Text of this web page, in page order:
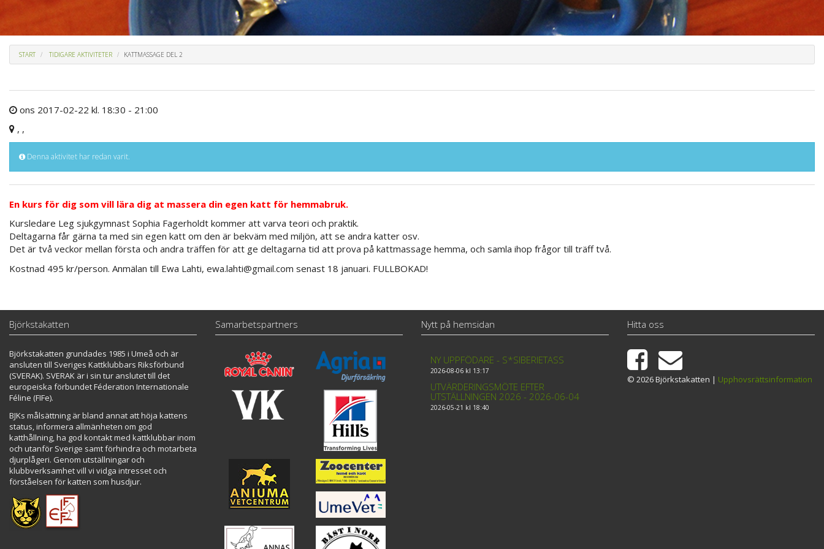
START TIDIGARE AKTIVITETER KATTMASSAGE DEL 2
ons 2017-02-22 kl. 18:30 - 21:00
, ,
Denna aktivitet har redan varit.
En kurs för dig som vill lära dig at massera din egen katt för hemmabruk.
Kursledare Leg sjukgymnast Sophia Fagerholdt kommer att varva teori och praktik.
Deltagarna får gärna ta med sin egen katt om den är bekväm med miljön, att se andra katter osv.
Det är två veckor mellan första och andra träffen för att ge deltagarna tid att prova på kattmassage hemma, och samla ihop frågor till träff två.
Kostnad 495 kr/person. Anmälan till Ewa Lahti, ewa.lahti@gmail.com senast 18 januari. FULLBOKAD!
Björkstakatten
Björkstakatten grundades 1985 i Umeå och är
ansluten till Sveriges Kattklubbars Riksförbund
(SVERAK). SVERAK är i sin tur anslutet till det
europeiska förbundet Féderation Internationale
Féline (FIFe).
BJKs målsättning är bland annat att höja kattens
status, informera allmänheten om god
katthållning, ha god kontakt med kattklubbar inom
och utanför Sverige samt förhindra och motarbeta
djurplågeri. Genom utställningar och
klubbverksamhet vill vi vidga intresset och
förståelsen för katten som husdjur.
Samarbetspartners Nytt på hemsidan
NY UPPFÖDARE - S*SIBERIETASS
2026-08-06 kl 13:17
UTVÄRDERINGSMÖTE EFTER
UTSTÄLLNINGEN 2026 - 2026-06-04
2026-05-21 kl 18:40
Hitta oss
© 2026 Björkstakatten | Upphovsrättsinformation